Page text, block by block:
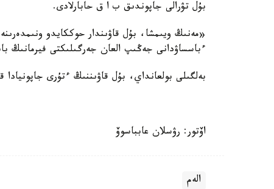
بۇل تۋرالى جاپوندىق ب ا ق حابارلادى.
«مەنىڭ ويىمشا، بۇل قاۋىندار حوككايدو
ءباسساۋدانى جەڭىپ العان جەرگىلىكتى فيرمانىڭ
بەلگىلى بولعانداي، بۇل قاۋىننىڭ ءتۇرى
اۆتور: رۋسلان عابباسوۆ
الەم